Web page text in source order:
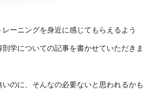
ーニングを身近に感じてもらえるよう
学についての記事を書かせていただきま
いのに、そんなの必要ないと思われるかも